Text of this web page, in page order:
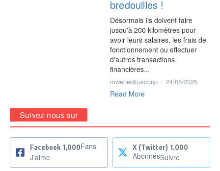
bredouilles !
Désormais Ils doivent faire
jusqu'à 200 kilomètres pour
avoir leurs salaires, les frais de
fonctionnement ou effectuer
d'autres transactions
financières...
mwenedituscoop 24/05/2025
Read More
Suivez-nous sur
Facebook 1,000Fans
J'aime
X (Twitter) 1,000
AbonnésSuivre